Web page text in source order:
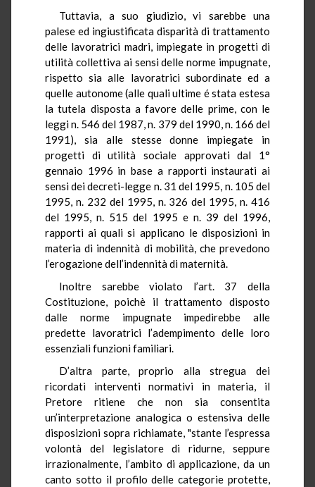
Tuttavia, a suo giudizio, vi sarebbe una
palese ed ingiustificata disparità di trattamento
delle lavoratrici madri, impiegate in progetti di
utilità collettiva ai sensi delle norme impugnate,
rispetto sia alle lavoratrici subordinate ed a
quelle autonome (alle quali ultime é stata estesa
la tutela disposta a favore delle prime, con le
leggi n. 546 del 1987, n. 379 del 1990, n. 166 del
1991), sia alle stesse donne impiegate in
progetti di utilità sociale approvati dal 1°
gennaio 1996 in base a rapporti instaurati ai
sensi dei decreti-legge n. 31 del 1995, n. 105 del
1995, n. 232 del 1995, n. 326 del 1995, n. 416
del 1995, n. 515 del 1995 e n. 39 del 1996,
rapporti ai quali si applicano le disposizioni in
materia di indennità di mobilità, che prevedono
l’erogazione dell’indennità di maternità.
Inoltre sarebbe violato l’art. 37 della
Costituzione, poichè il trattamento disposto
dalle norme impugnate impedirebbe alle
predette lavoratrici l’adempimento delle loro
essenziali funzioni familiari.
D’altra parte, proprio alla stregua dei
ricordati interventi normativi in materia, il
Pretore ritiene che non sia consentita
un’interpretazione analogica o estensiva delle
disposizioni sopra richiamate, "stante l’espressa
volontà del legislatore di ridurne, seppure
irrazionalmente, l’ambito di applicazione, da un
canto sotto il profilo delle categorie protette,